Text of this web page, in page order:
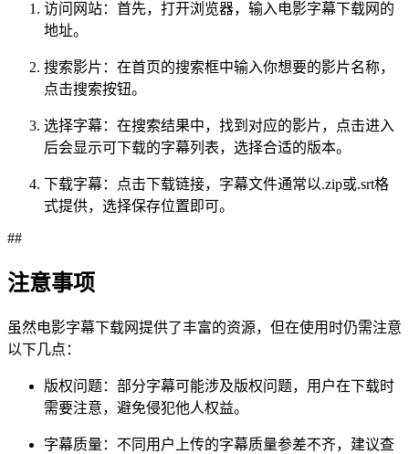
访问网站：首先，打开浏览器，输入电影字幕下载网的
地址。
搜索影片：在首页的搜索框中输入你想要的影片名称，
点击搜索按钮。
选择字幕：在搜索结果中，找到对应的影片，点击进入
后会显示可下载的字幕列表，选择合适的版本。
下载字幕：点击下载链接，字幕文件通常以.zip或.srt格
式提供，选择保存位置即可。
##
注意事项
虽然电影字幕下载网提供了丰富的资源，但在使用时仍需注意
以下几点：
版权问题：部分字幕可能涉及版权问题，用户在下载时
需要注意，避免侵犯他人权益。
字幕质量：不同用户上传的字幕质量参差不齐，建议查